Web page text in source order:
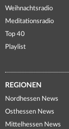
Weihnachtsradio
Meditationsradio
Top 40
Playlist
REGIONEN
Nordhessen News
Osthessen News
Mittelhessen News